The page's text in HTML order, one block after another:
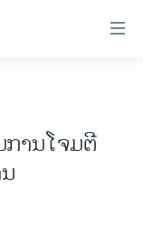
ານ​ໂຈມ​ຕີ